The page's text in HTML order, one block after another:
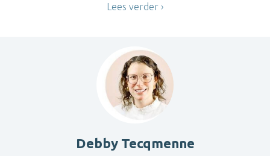
Lees verder
Debby Tecqmenne